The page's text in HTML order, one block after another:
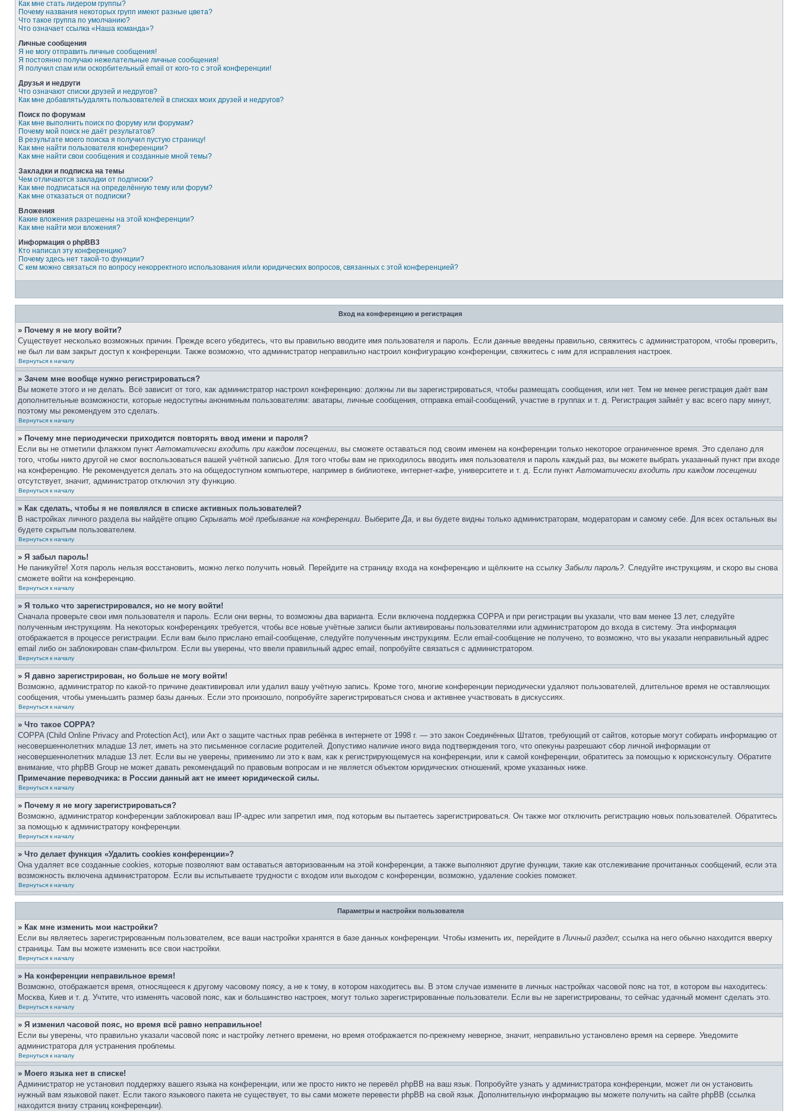
Как мне стать лидером группы?
Почему названия некоторых групп имеют разные цвета?
Что такое группа по умолчанию?
Что означает ссылка «Наша команда»?
Личные сообщения
Я не могу отправить личные сообщения!
Я постоянно получаю нежелательные личные сообщения!
Я получил спам или оскорбительный email от кого-то с этой конференции!
Друзья и недруги
Что означают списки друзей и недругов?
Как мне добавлять/удалять пользователей в списках моих друзей и недругов?
Поиск по форумам
Как мне выполнить поиск по форуму или форумам?
Почему мой поиск не даёт результатов?
В результате моего поиска я получил пустую страницу!
Как мне найти пользователя конференции?
Как мне найти свои сообщения и созданные мной темы?
Закладки и подписка на темы
Чем отличаются закладки от подписки?
Как мне подписаться на определённую тему или форум?
Как мне отказаться от подписки?
Вложения
Какие вложения разрешены на этой конференции?
Как мне найти мои вложения?
Информация о phpBB3
Кто написал эту конференцию?
Почему здесь нет такой-то функции?
С кем можно связаться по вопросу некорректного использования и/или юридических вопросов, связанных с этой конференцией?
Вход на конференцию и регистрация
» Почему я не могу войти?
Существует несколько возможных причин. Прежде всего убедитесь, что вы правильно вводите имя пользователя и пароль. Если данные введены правильно, свяжитесь с администратором, чтобы проверить,
не был ли вам закрыт доступ к конференции. Также возможно, что администратор неправильно настроил конфигурацию конференции, свяжитесь с ним для исправления настроек.
Вернуться к началу
» Зачем мне вообще нужно регистрироваться?
Вы можете этого и не делать. Всё зависит от того, как администратор настроил конференцию: должны ли вы зарегистрироваться, чтобы размещать сообщения, или нет. Тем не менее регистрация даёт вам
дополнительные возможности, которые недоступны анонимным пользователям: аватары, личные сообщения, отправка email-сообщений, участие в группах и т. д. Регистрация займёт у вас всего пару минут,
поэтому мы рекомендуем это сделать.
Вернуться к началу
» Почему мне периодически приходится повторять ввод имени и пароля?
Если вы не отметили флажком пунктАвтоматически входить при каждом посещении, вы сможете оставаться под своим именем на конференции только некоторое ограниченное время. Это сделано для
того, чтобы никто другой не смог воспользоваться вашей учётной записью. Для того чтобы вам не приходилось вводить имя пользователя и пароль каждый раз, вы можете выбрать указанный пункт при входе
на конференцию. Не рекомендуется делать это на общедоступном компьютере, например в библиотеке, интернет-кафе, университете и т. д. Если пунктАвтоматически входить при каждом посещении
отсутствует, значит, администратор отключил эту функцию.
Вернуться к началу
» Как сделать, чтобы я не появлялся в списке активных пользователей?
В настройках личного раздела вы найдёте опцию Скрывать моё пребывание на конференции. ВыберитеДа, и вы будете видны только администраторам, модераторам и самому себе. Для всех остальных вы
будете скрытым пользователем.
Вернуться к началу
» Я забыл пароль!
Не паникуйте! Хотя пароль нельзя восстановить, можно легко получить новый. Перейдите на страницу входа на конференцию и щёлкните на ссылку Забыли пароль?. Следуйте инструкциям, и скоро вы снова
сможете войти на конференцию.
Вернуться к началу
» Я только что зарегистрировался, но не могу войти!
Сначала проверьте свои имя пользователя и пароль. Если они верны, то возможны два варианта. Если включена поддержка COPPA и при регистрации вы указали, что вам менее 13 лет, следуйте
полученным инструкциям. На некоторых конференциях требуется, чтобы все новые учётные записи были активированы пользователями или администратором до входа в систему. Эта информация
отображается в процессе регистрации. Если вам было прислано email-сообщение, следуйте полученным инструкциям. Если email-сообщение не получено, то возможно, что вы указали неправильный адрес
email либо он заблокирован спам-фильтром. Если вы уверены, что ввели правильный адрес email, попробуйте связаться с администратором.
Вернуться к началу
» Я давно зарегистрирован, но больше не могу войти!
Возможно, администратор по какой-то причине деактивировал или удалил вашу учётную запись. Кроме того, многие конференции периодически удаляют пользователей, длительное время не оставляющих
сообщения, чтобы уменьшить размер базы данных. Если это произошло, попробуйте зарегистрироваться снова и активнее участвовать в дискуссиях.
Вернуться к началу
» Что такое COPPA?
COPPA (Child Online Privacy and Protection Act), или Акт о защите частных прав ребёнка в интернете от 1998 г. — это закон Соединённых Штатов, требующий от сайтов, которые могут собирать информацию от
несовершеннолетних младше 13 лет, иметь на это письменное согласие родителей. Допустимо наличие иного вида подтверждения того, что опекуны разрешают сбор личной информации от
несовершеннолетних младше 13 лет. Если вы не уверены, применимо ли это к вам, как к регистрирующемуся на конференции, или к самой конференции, обратитесь за помощью к юрисконсульту. Обратите
внимание, что phpBB Group не может давать рекомендаций по правовым вопросам и не является объектом юридических отношений, кроме указанных ниже.
Примечание переводчика: в России данный акт не имеет юридической силы.
Вернуться к началу
» Почему я не могу зарегистрироваться?
Возможно, администратор конференции заблокировал ваш IP-адрес или запретил имя, под которым вы пытаетесь зарегистрироваться. Он также мог отключить регистрацию новых пользователей. Обратитесь
за помощью к администратору конференции.
Вернуться к началу
» Что делает функция «Удалить cookies конференции»?
Она удаляет все созданные cookies, которые позволяют вам оставаться авторизованным на этой конференции, а также выполняют другие функции, такие как отслеживание прочитанных сообщений, если эта
возможность включена администратором. Если вы испытываете трудности с входом или выходом с конференции, возможно, удаление cookies поможет.
Вернуться к началу
Параметры и настройки пользователя
» Как мне изменить мои настройки?
Если вы являетесь зарегистрированным пользователем, все ваши настройки хранятся в базе данных конференции. Чтобы изменить их, перейдите вЛичный раздел; ссылка на него обычно находится вверху
страницы. Там вы можете изменить все свои настройки.
Вернуться к началу
» На конференции неправильное время!
Возможно, отображается время, относящееся к другому часовому поясу, а не к тому, в котором находитесь вы. В этом случае измените в личных настройках часовой пояс на тот, в котором вы находитесь:
Москва, Киев и т. д. Учтите, что изменять часовой пояс, как и большинство настроек, могут только зарегистрированные пользователи. Если вы не зарегистрированы, то сейчас удачный момент сделать это.
Вернуться к началу
» Я изменил часовой пояс, но время всё равно неправильное!
Если вы уверены, что правильно указали часовой пояс и настройку летнего времени, но время отображается по-прежнему неверное, значит, неправильно установлено время на сервере. Уведомите
администратора для устранения проблемы.
Вернуться к началу
» Моего языка нет в списке!
Администратор не установил поддержку вашего языка на конференции, или же просто никто не перевёл phpBB на ваш язык. Попробуйте узнать у администратора конференции, может ли он установить
нужный вам языковой пакет. Если такого языкового пакета не существует, то вы сами можете перевести phpBB на свой язык. Дополнительную информацию вы можете получить на сайте phpBB (ссылка
находится внизу страниц конференции).